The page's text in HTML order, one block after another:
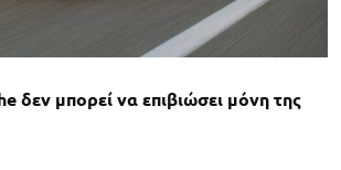
δεν μπορεί να επιβιώσει μόνη της